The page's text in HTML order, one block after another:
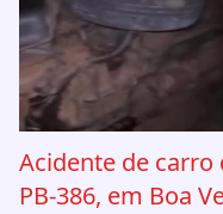
Acidente de
PB-386, em Boa